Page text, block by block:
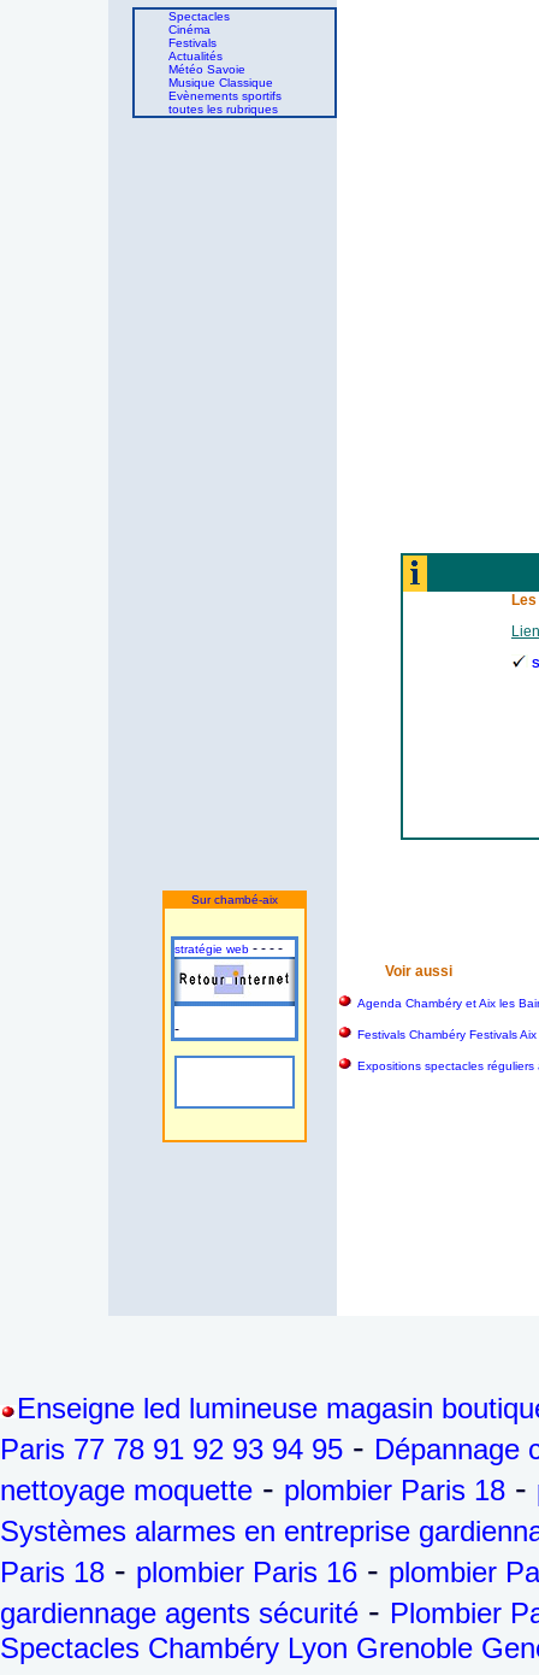
Spectacles
Cinéma
Festivals
Actualités
Météo Savoie
Musique Classique
Evènements sportifs
toutes les rubriques
Sur chambé-aix
stratégie web - - - -
-
Voir aussi
Agenda Chambéry et Aix les
Festivals Chambéry Festivals
Expositions spectacles
Enseigne led lumineuse magasin
Paris 77 78 91 92 93 94 95 - Dépannage
nettoyage moquette - plombier Paris 18 -
Systèmes alarmes en entreprise
Paris 18 - plombier Paris 16 - plombier
gardiennage agents sécurité - Plombier
Spectacles Chambéry Lyon Grenoble